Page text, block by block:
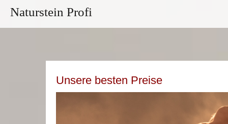
Naturstein Profi
Unsere besten Preise